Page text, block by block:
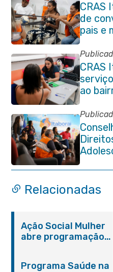
CRAS
de
pais e
CRAS
ao
15 e
Relacionadas
Ação Social Mulher
abre programação
serviços gratuitos e
Programa Saúde na